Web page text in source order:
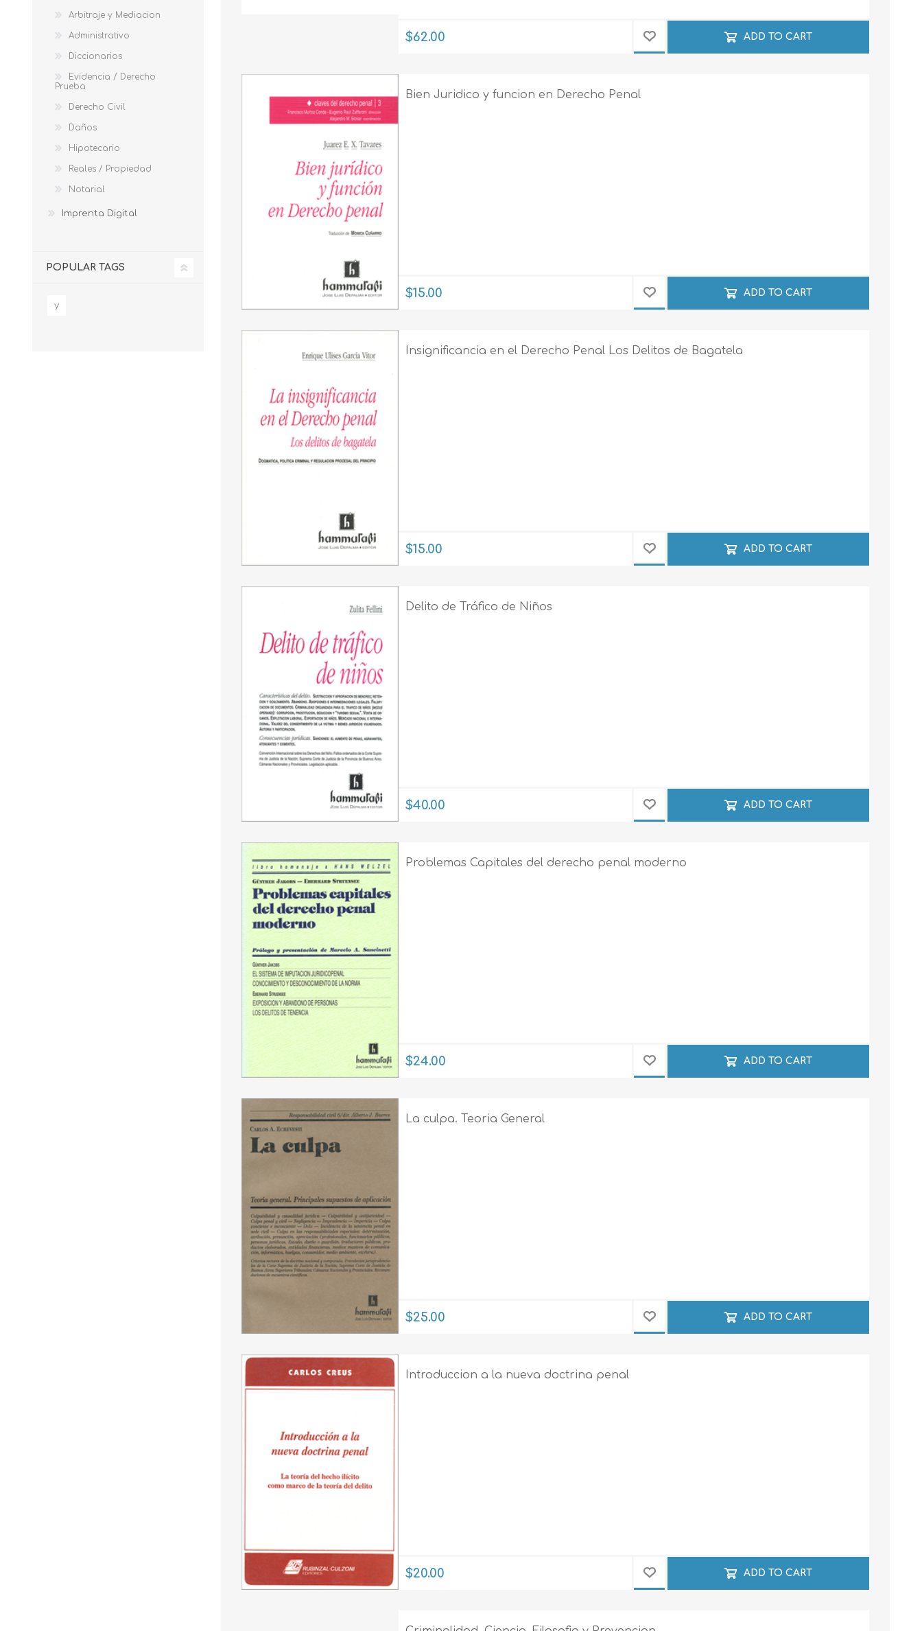
$62.00 ADD TO CART
Bien Juridico y funcion en Derecho Penal
$15.00 ADD TO CART
Insignificancia en el Derecho Penal Los Delitos de Bagatela
$15.00 ADD TO CART
Delito de Tráfico de Niños
$40.00 ADD TO CART
Problemas Capitales del derecho penal moderno
$24.00 ADD TO CART
La culpa. Teoria General
$25.00 ADD TO CART
Introduccion a la nueva doctrina penal
$20.00 ADD TO CART
Arbitraje y Mediacion
Administrativo
Diccionarios
Evidencia / Derecho
Prueba
Derecho Civil
Daños
Hipotecario
Reales / Propiedad
Notarial
Imprenta Digital
POPULAR TAGS
y